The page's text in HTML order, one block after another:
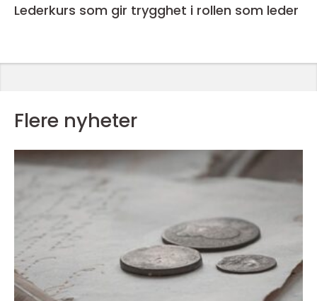
Lederkurs som gir trygghet i rollen som leder
Flere nyheter